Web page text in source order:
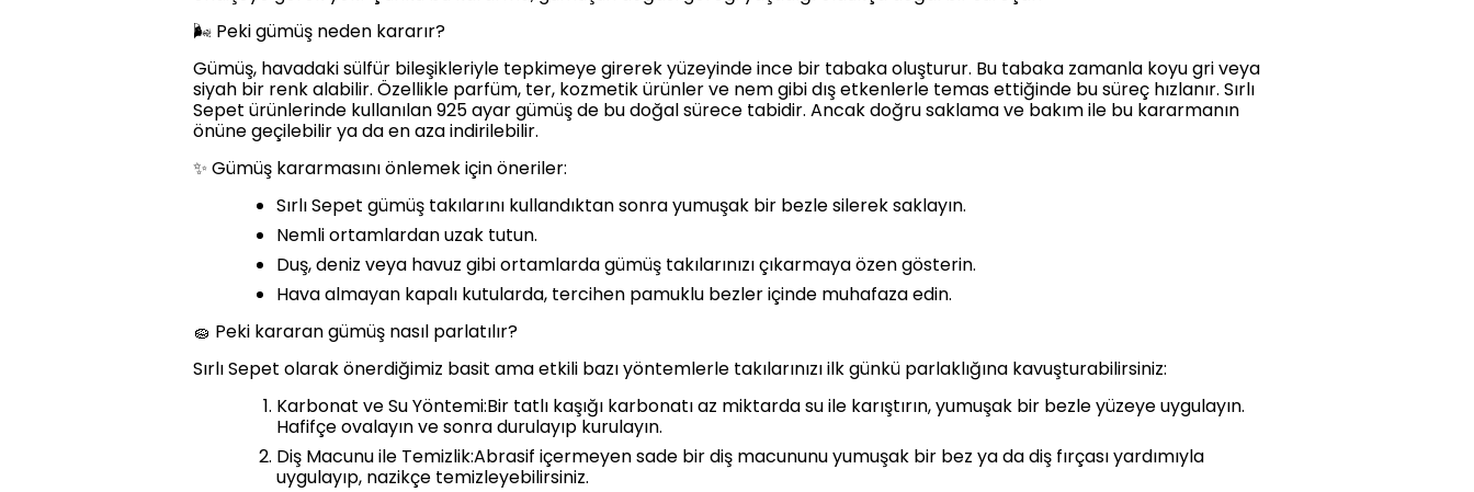
🌬️ Peki gümüş neden kararır?
Gümüş, havadaki sülfür bileşikleriyle tepkimeye girerek yüzeyinde ince bir tabaka oluşturur. Bu tabaka zamanla koyu gri veya
siyah bir renk alabilir. Özellikle parfüm, ter, kozmetik ürünler ve nem gibi dış etkenlerle temas ettiğinde bu süreç hızlanır. Sırlı
Sepet ürünlerinde kullanılan 925 ayar gümüş de bu doğal sürece tabidir. Ancak doğru saklama ve bakım ile bu kararmanın
önüne geçilebilir ya da en aza indirilebilir.
✨ Gümüş kararmasını önlemek için öneriler:
Sırlı Sepet gümüş takılarını kullandıktan sonra yumuşak bir bezle silerek saklayın.
Nemli ortamlardan uzak tutun.
Duş, deniz veya havuz gibi ortamlarda gümüş takılarınızı çıkarmaya özen gösterin.
Hava almayan kapalı kutularda, tercihen pamuklu bezler içinde muhafaza edin.
🧽 Peki kararan gümüş nasıl parlatılır?
Sırlı Sepet olarak önerdiğimiz basit ama etkili bazı yöntemlerle takılarınızı ilk günkü parlaklığına kavuşturabilirsiniz:
Karbonat ve Su Yöntemi:Bir tatlı kaşığı karbonatı az miktarda su ile karıştırın, yumuşak bir bezle yüzeye uygulayın.
Hafifçe ovalayın ve sonra durulayıp kurulayın.
Diş Macunu ile Temizlik:Abrasif içermeyen sade bir diş macununu yumuşak bir bez ya da diş fırçası yardımıyla
uygulayıp, nazikçe temizleyebilirsiniz.